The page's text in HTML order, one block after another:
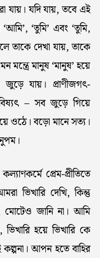
যায়। যদি যায়, তবে এই
‘তুমি’ এবং ‘তুমি,
তাকে দেখা যায়, তাকে
মন্ত্রে মানুষ ‘মানুষ’ হয়ে
যায়। প্রাণীজগৎ-
– সব জুড়ে গিয়ে
ওঠে। বড়ো মানে সত্য।
প্রেম-প্রীতিতে
ভিখারি দেখি, কিন্তু
মোটেও জানি না। আমি
হয়ে ভিখারি কে
কল্পনা। আপন হতে বাহির